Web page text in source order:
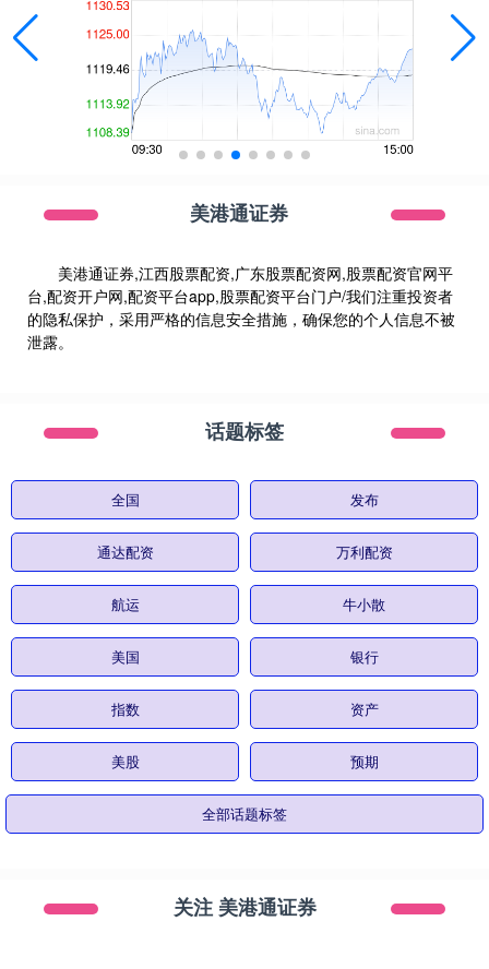
美港通证券
美港通证券,江西股票配资,广东股票配资网,股票配资官网平
台,配资开户网,配资平台app,股票配资平台门户/我们注重投资者
的隐私保护，采用严格的信息安全措施，确保您的个人信息不被
泄露。
话题标签
全国 发布
通达配资 万利配资
航运 牛小散
美国 银行
指数 资产
美股 预期
全部话题标签
关注 美港通证券